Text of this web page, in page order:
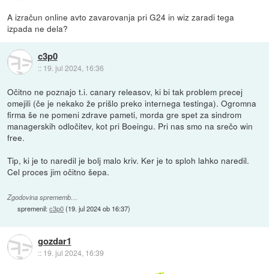
A izračun online avto zavarovanja pri G24 in wiz zaradi tega
izpada ne dela?
c3p0
:: 19. jul 2024, 16:36
Očitno ne poznajo t.i. canary releasov, ki bi tak problem precej
omejili (če je nekako že prišlo preko internega testinga). Ogromna
firma še ne pomeni zdrave pameti, morda gre spet za sindrom
managerskih odločitev, kot pri Boeingu. Pri nas smo na srečo win
free.
Tip, ki je to naredil je bolj malo kriv. Ker je to sploh lahko naredil.
Cel proces jim očitno šepa.
Zgodovina sprememb…
spremenil:c3p0(19. jul 2024 ob 16:37)
gozdar1
:: 19. jul 2024, 16:39